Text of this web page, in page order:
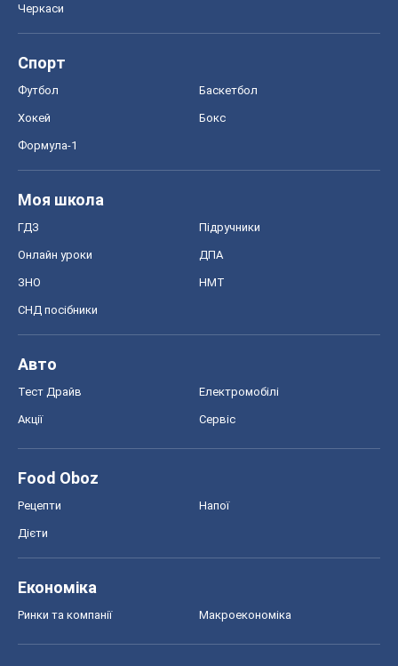
Черкаси
Спорт
Футбол Баскетбол
Хокей Бокс
Формула-1
Моя школа
ГДЗ Підручники
Онлайн уроки ДПА
ЗНО НМТ
СНД посібники
Авто
Тест Драйв Електромобілі
Акції Сервіс
Food Oboz
Рецепти Напої
Дієти
Економіка
Ринки та компанії Макроекономіка